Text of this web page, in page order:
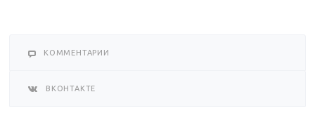
КОММЕНТАРИИ
ВКОНТАКТЕ